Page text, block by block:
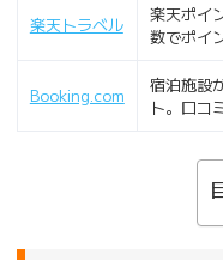
楽天トラベル
楽天ポイ
数でポイ
Booking.com
宿泊施設
ト。口コ